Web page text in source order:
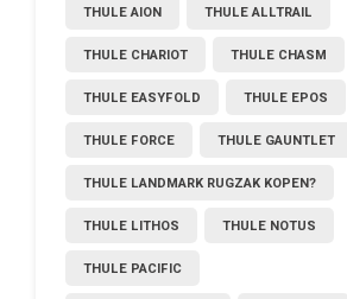
THULE AION THULE ALLTRAIL
THULE CHARIOT THULE CHASM
THULE EASYFOLD THULE EPOS
THULE FORCE THULE GAUNTLET
THULE LANDMARK RUGZAK KOPEN?
THULE LITHOS THULE NOTUS
THULE PACIFIC